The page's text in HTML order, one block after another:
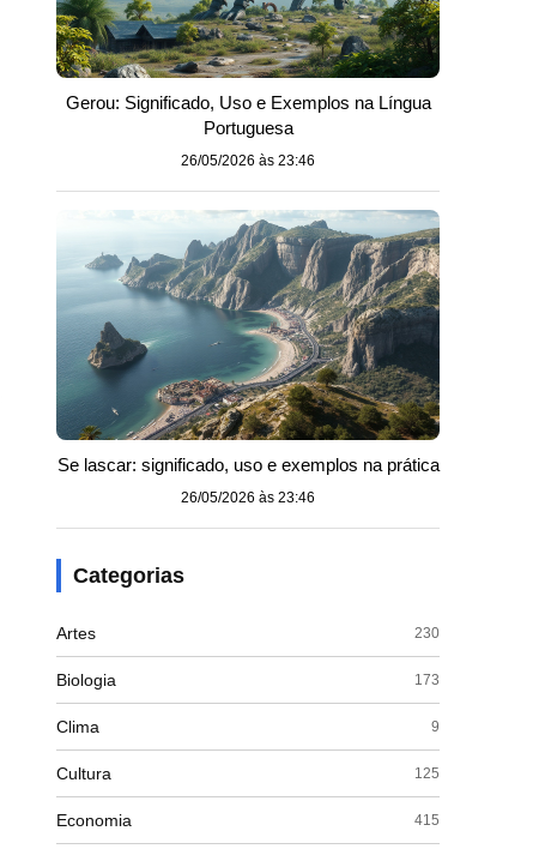
Gerou: Significado, Uso e Exemplos na Língua
Portuguesa
26/05/2026 às 23:46
Se lascar: significado, uso e exemplos na prática
26/05/2026 às 23:46
Categorias
Artes 230
Biologia 173
Clima 9
Cultura 125
Economia 415